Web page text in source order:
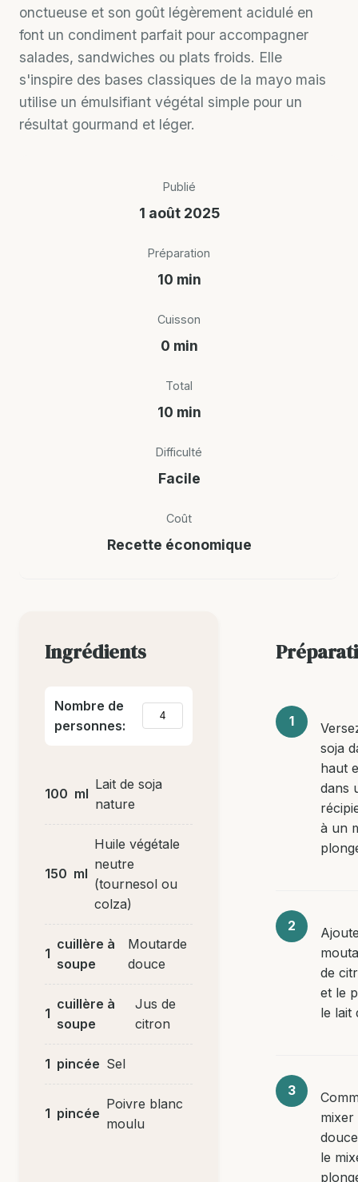
onctueuse et son goût légèrement acidulé en
font un condiment parfait pour accompagner
salades, sandwiches ou plats froids. Elle
s'inspire des bases classiques de la mayo mais
utilise un émulsifiant végétal simple pour un
résultat gourmand et léger.
Publié
1 août 2025
Préparation
10 min
Cuisson
0 min
Total
10 min
Difficulté
Facile
Coût
Recette économique
Ingrédients
Nombre de
personnes:
100 ml
Lait de soja
nature
150 ml
Huile végétale
neutre
(tournesol ou
colza)
1
cuillère à
soupe
Moutarde
douce
1
cuillère à
soupe
Jus de
citron
1 pincée Sel
1 pincée
Poivre blanc
moulu
soja
haut
dans
à un
de
et le
le lait
mixer
le